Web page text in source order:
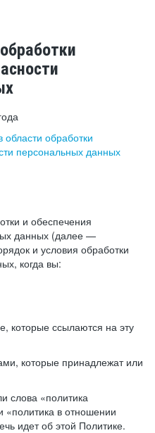
области обработки
персональных данных
и обеспечения
данных (далее —
и условия обработки
когда вы:
которые ссылаются на эту
которые принадлежат или
слова «политика
«политика в отношении
идет об этой Политике.